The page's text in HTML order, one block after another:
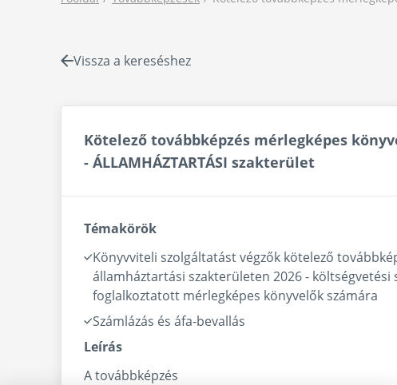
Vissza a kereséshez
Kötelező továbbképzés mérlegképes
- ÁLLAMHÁZTARTÁSI szakterület
Témakörök
Könyvviteli szolgáltatást végzők kötelező
államháztartási szakterületen 2026 - költségvetési
foglalkoztatott mérlegképes könyvelők számára
Számlázás és áfa-bevallás
Leírás
A továbbképzés